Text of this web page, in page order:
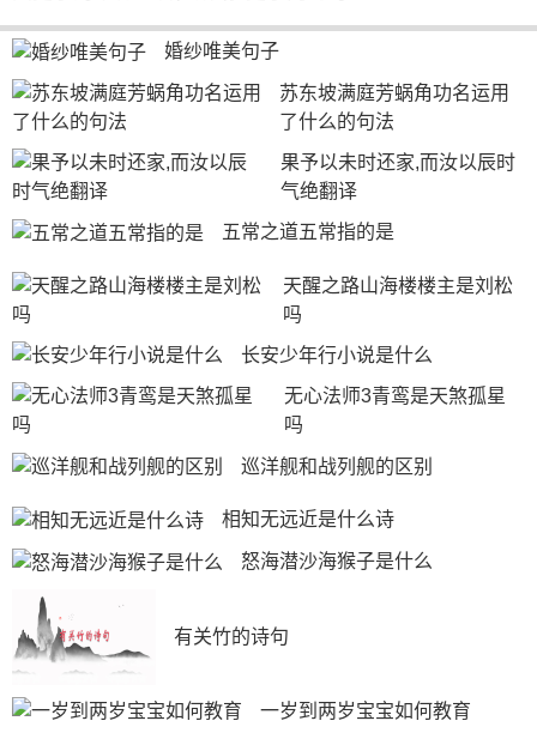
婚纱唯美句子
苏东坡满庭芳蜗角功名运用
了什么的句法
果予以未时还家,而汝以辰时
气绝翻译
五常之道五常指的是
天醒之路山海楼楼主是刘松
吗
长安少年行小说是什么
无心法师3青鸾是天煞孤星
吗
巡洋舰和战列舰的区别
相知无远近是什么诗
怒海潜沙海猴子是什么
有关竹的诗句
一岁到两岁宝宝如何教育